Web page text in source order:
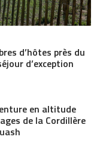
d’hôtes près du
d’exception
en altitude
de la Cordillère